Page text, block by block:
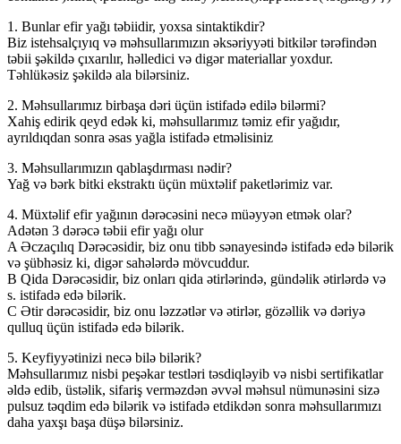
1. Bunlar efir yağı təbiidir, yoxsa sintaktikdir?
Biz istehsalçıyıq və məhsullarımızın əksəriyyəti bitkilər tərəfindən
təbii şəkildə çıxarılır, həlledici və digər materiallar yoxdur.
Təhlükəsiz şəkildə ala bilərsiniz.
2. Məhsullarımız birbaşa dəri üçün istifadə edilə bilərmi?
Xahiş edirik qeyd edək ki, məhsullarımız təmiz efir yağıdır,
ayrıldıqdan sonra əsas yağla istifadə etməlisiniz
3. Məhsullarımızın qablaşdırması nədir?
Yağ və bərk bitki ekstraktı üçün müxtəlif paketlərimiz var.
4. Müxtəlif efir yağının dərəcəsini necə müəyyən etmək olar?
Adətən 3 dərəcə təbii efir yağı olur
A Əczaçılıq Dərəcəsidir, biz onu tibb sənayesində istifadə edə bilərik
və şübhəsiz ki, digər sahələrdə mövcuddur.
B Qida Dərəcəsidir, biz onları qida ətirlərində, gündəlik ətirlərdə və
s. istifadə edə bilərik.
C Ətir dərəcəsidir, biz onu ləzzətlər və ətirlər, gözəllik və dəriyə
qulluq üçün istifadə edə bilərik.
5. Keyfiyyətinizi necə bilə bilərik?
Məhsullarımız nisbi peşəkar testləri təsdiqləyib və nisbi sertifikatlar
əldə edib, üstəlik, sifariş verməzdən əvvəl məhsul nümunəsini sizə
pulsuz təqdim edə bilərik və istifadə etdikdən sonra məhsullarımızı
daha yaxşı başa düşə bilərsiniz.